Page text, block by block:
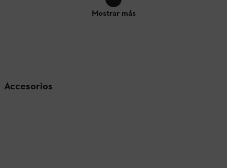
Mostrar más
Accesorios